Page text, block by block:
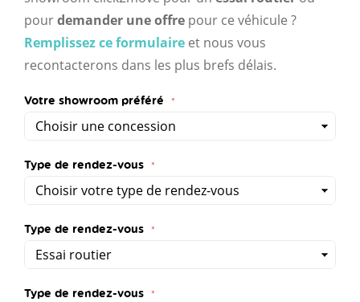
pourdemander une offre pour ce véhicule ?
Remplissez ce formulaire et nous vous
recontacterons dans les plus brefs délais.
Votre showroom préféré
Type de rendez-vous
Type de rendez-vous
Type de rendez-vous